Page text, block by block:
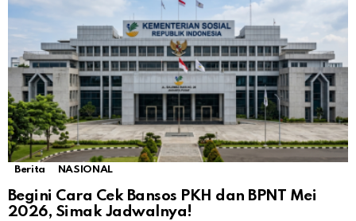
Berita NASIONAL
Begini Cara Cek Bansos PKH dan BPNT Mei
2026, Simak Jadwalnya!